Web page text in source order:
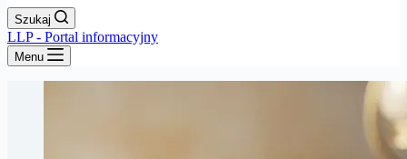
Szukaj
LLP - Portal informacyjny
Menu